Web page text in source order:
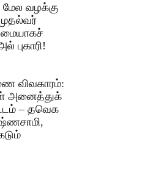
மேல வழக்கு
புகாரி!
விவகாரம்:
அனைத்துக்
– தவெக